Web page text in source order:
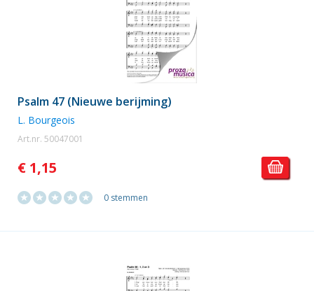
Psalm 47 (Nieuwe berijming)
L. Bourgeois
Art.nr. 50047001
€ 1,15
0 stemmen